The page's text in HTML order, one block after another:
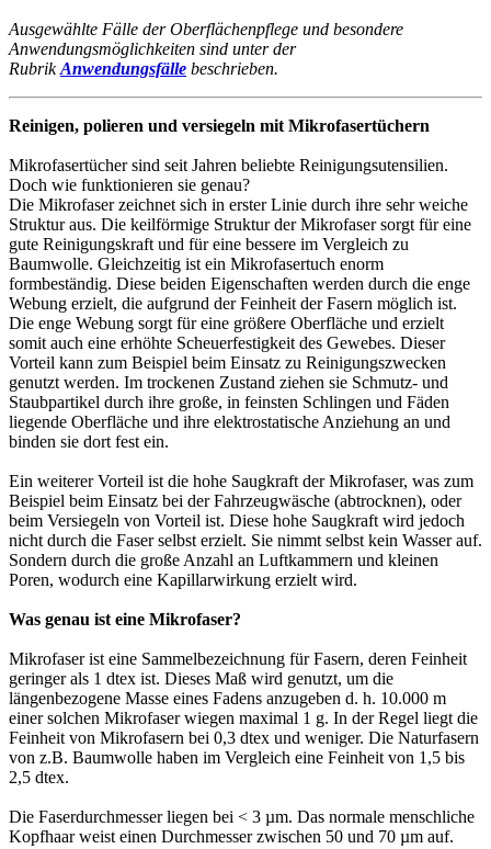
Ausgewählte Fälle der Oberflächenpflege und besondere
Anwendungsmöglichkeiten sind unter der
RubrikAnwendungsfälle beschrieben.
Reinigen, polieren und versiegeln mit Mikrofasertüchern
Mikrofasertücher sind seit Jahren beliebte Reinigungsutensilien.
Doch wie funktionieren sie genau?
Die Mikrofaser zeichnet sich in erster Linie durch ihre sehr weiche
Struktur aus. Die keilförmige Struktur der Mikrofaser sorgt für eine
gute Reinigungskraft und für eine bessere im Vergleich zu
Baumwolle. Gleichzeitig ist ein Mikrofasertuch enorm
formbeständig. Diese beiden Eigenschaften werden durch die enge
Webung erzielt, die aufgrund der Feinheit der Fasern möglich ist.
Die enge Webung sorgt für eine größere Oberfläche und erzielt
somit auch eine erhöhte Scheuerfestigkeit des Gewebes. Dieser
Vorteil kann zum Beispiel beim Einsatz zu Reinigungszwecken
genutzt werden. Im trockenen Zustand ziehen sie Schmutz- und
Staubpartikel durch ihre große, in feinsten Schlingen und Fäden
liegende Oberfläche und ihre elektrostatische Anziehung an und
binden sie dort fest ein.
Ein weiterer Vorteil ist die hohe Saugkraft der Mikrofaser, was zum
Beispiel beim Einsatz bei der Fahrzeugwäsche (abtrocknen), oder
beim Versiegeln von Vorteil ist. Diese hohe Saugkraft wird jedoch
nicht durch die Faser selbst erzielt. Sie nimmt selbst kein Wasser auf.
Sondern durch die große Anzahl an Luftkammern und kleinen
Poren, wodurch eine Kapillarwirkung erzielt wird.
Was genau ist eine Mikrofaser?
Mikrofaser ist eine Sammelbezeichnung für Fasern, deren Feinheit
geringer als 1 dtex ist. Dieses Maß wird genutzt, um die
längenbezogene Masse eines Fadens anzugeben d. h. 10.000 m
einer solchen Mikrofaser wiegen maximal 1 g. In der Regel liegt die
Feinheit von Mikrofasern bei 0,3 dtex und weniger. Die Naturfasern
von z.B. Baumwolle haben im Vergleich eine Feinheit von 1,5 bis
2,5 dtex.
Die Faserdurchmesser liegen bei < 3 µm. Das normale menschliche
Kopfhaar weist einen Durchmesser zwischen 50 und 70 µm auf.